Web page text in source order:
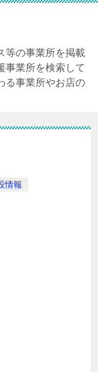
等の事業所を掲載
事業所を検索して
る事業所やお店の
情報